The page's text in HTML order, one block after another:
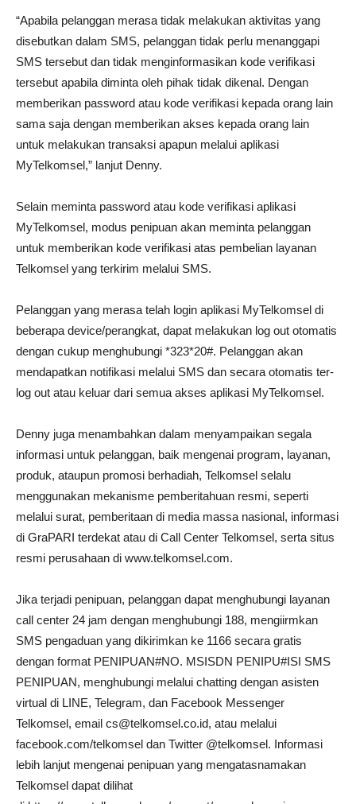
“Apabila pelanggan merasa tidak melakukan aktivitas yang
disebutkan dalam SMS, pelanggan tidak perlu menanggapi
SMS tersebut dan tidak menginformasikan kode verifikasi
tersebut apabila diminta oleh pihak tidak dikenal. Dengan
memberikan password atau kode verifikasi kepada orang lain
sama saja dengan memberikan akses kepada orang lain
untuk melakukan transaksi apapun melalui aplikasi
MyTelkomsel,” lanjut Denny.
Selain meminta password atau kode verifikasi aplikasi
MyTelkomsel, modus penipuan akan meminta pelanggan
untuk memberikan kode verifikasi atas pembelian layanan
Telkomsel yang terkirim melalui SMS.
Pelanggan yang merasa telah login aplikasi MyTelkomsel di
beberapa device/perangkat, dapat melakukan log out otomatis
dengan cukup menghubungi *323*20#. Pelanggan akan
mendapatkan notifikasi melalui SMS dan secara otomatis ter-
log out atau keluar dari semua akses aplikasi MyTelkomsel.
Denny juga menambahkan dalam menyampaikan segala
informasi untuk pelanggan, baik mengenai program, layanan,
produk, ataupun promosi berhadiah, Telkomsel selalu
menggunakan mekanisme pemberitahuan resmi, seperti
melalui surat, pemberitaan di media massa nasional, informasi
di GraPARI terdekat atau di Call Center Telkomsel, serta situs
resmi perusahaan di www.telkomsel.com.
Jika terjadi penipuan, pelanggan dapat menghubungi layanan
call center 24 jam dengan menghubungi 188, mengiirmkan
SMS pengaduan yang dikirimkan ke 1166 secara gratis
dengan format PENIPUAN#NO. MSISDN PENIPU#ISI SMS
PENIPUAN, menghubungi melalui chatting dengan asisten
virtual di LINE, Telegram, dan Facebook Messenger
Telkomsel, email cs@telkomsel.co.id, atau melalui
facebook.com/telkomsel dan Twitter @telkomsel. Informasi
lebih lanjut mengenai penipuan yang mengatasnamakan
Telkomsel dapat dilihat